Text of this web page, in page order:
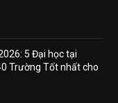
5 Đại học tại
Trường Tốt nhất cho